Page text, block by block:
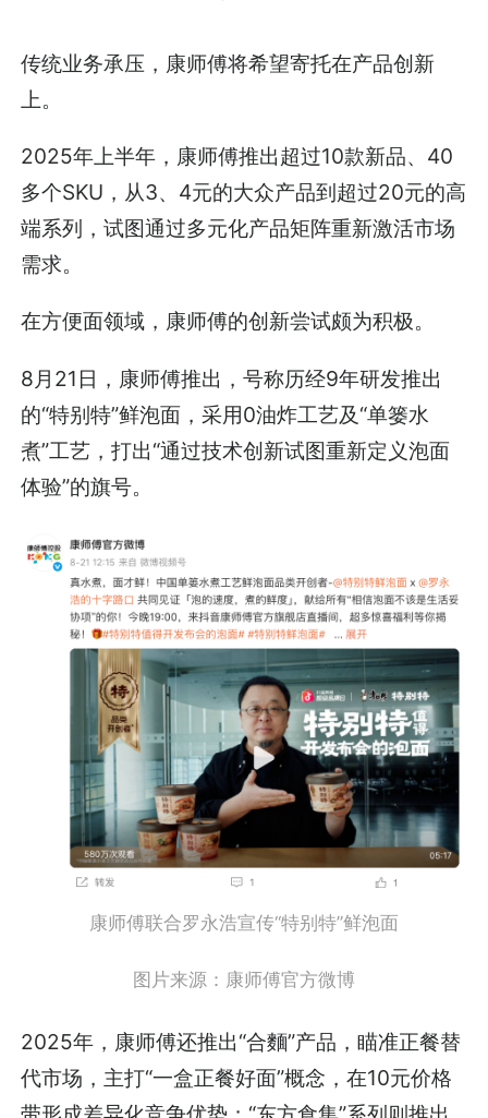
传统业务承压，康师傅将希望寄托在产品创新
上。
2025年上半年，康师傅推出超过10款新品、40
多个SKU，从3、4元的大众产品到超过20元的高
端系列，试图通过多元化产品矩阵重新激活市场
需求。
在方便面领域，康师傅的创新尝试颇为积极。
8月21日，康师傅推出，号称历经9年研发推出
的“特别特”鲜泡面，采用0油炸工艺及“单篓水
煮”工艺，打出“通过技术创新试图重新定义泡面
体验”的旗号。
康师傅联合罗永浩宣传“特别特”鲜泡面
图片来源：康师傅官方微博
2025年，康师傅还推出“合麵”产品，瞄准正餐替
代市场，主打“一盒正餐好面”概念，在10元价格